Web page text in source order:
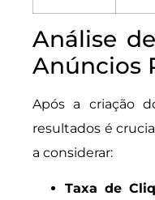
Análise
Anúncios
Após a criação
resultados é
a considerar:
Taxa de